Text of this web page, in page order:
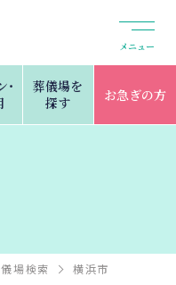
メニュー
葬儀場を
探す
お急ぎの方
場検索
横浜市